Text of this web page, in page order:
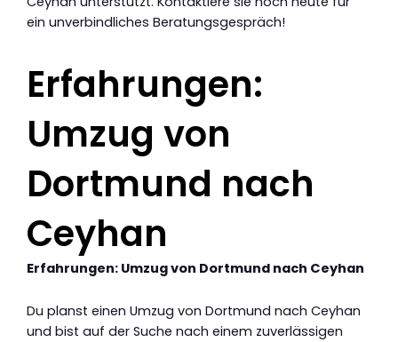
ein unverbindliches Beratungsgespräch!
Erfahrungen:
Umzug von
Dortmund nach
Ceyhan
Erfahrungen: Umzug von Dortmund nach Ceyhan
Du planst einen Umzug von Dortmund nach Ceyhan
und bist auf der Suche nach einem zuverlässigen